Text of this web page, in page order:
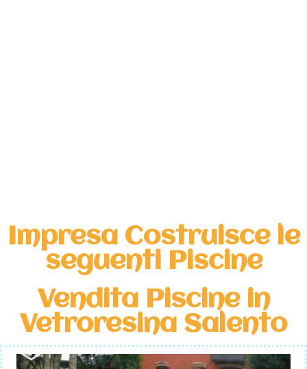
Impresa Costruisce le
seguenti Piscine
Vendita Piscine in
Vetroresina Salento